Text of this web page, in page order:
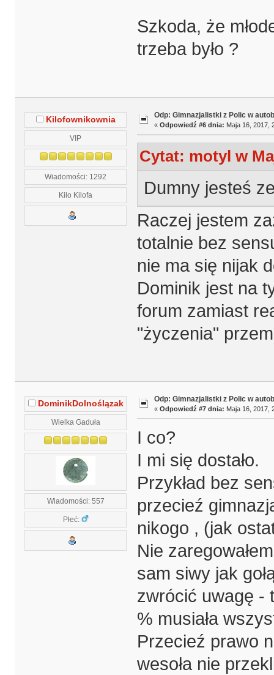
Szkoda, że
trzeba było ?
Kilofownikownia
VIP
Wiadomości: 1292
Kilo Kilofa
Odp: Gimnazjalistki z Polic w
« Odpowiedź #6 dnia: Maja 16, 2017,
Cytat: motyl w
Dumny jesteś
Raczej jestem
totalnie bez
nie ma się nijak
Dominik jest na
forum zamiast
"życzenia"
DominikDolnoślązak
Wielka Gaduła
Wiadomości: 557
Płeć:
Odp: Gimnazjalistki z Polic w
« Odpowiedź #7 dnia: Maja 16, 2017,
I co?
I mi się dostało.
Przykład bez
przecieź
nikogo , (jak
Nie
sam siwy jak
zwrócić uwagę -
% musiała
Przecieź prawo
wesoła nie